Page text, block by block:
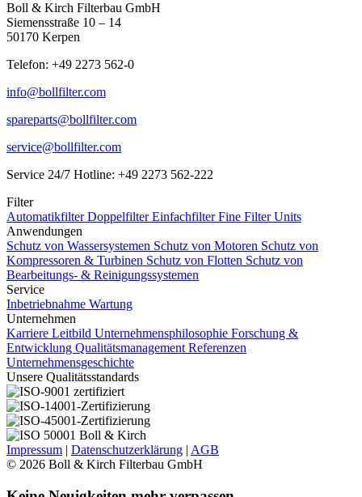
Boll & Kirch Filterbau GmbH
Siemensstraße 10 – 14
50170 Kerpen
Telefon: +49 2273 562-0
info@bollfilter.com
spareparts@bollfilter.com
service@bollfilter.com
Service 24/7 Hotline: +49 2273 562-222
Filter
AutomatikfilterDoppelfilterEinfachfilterFine Filter Units
Anwendungen
Schutz von Wassersystemen Schutz von Motoren Schutz von
Kompressoren & Turbinen Schutz von Flotten Schutz von
Bearbeitungs- & Reinigungssystemen
Service
Inbetriebnahme Wartung
Unternehmen
Karriere Leitbild Unternehmensphilosophie Forschung &
Entwicklung Qualitätsmanagement Referenzen
Unternehmensgeschichte
Unsere Qualitätsstandards
Impressum | Datenschutzerklärung | AGB
© 2026 Boll & Kirch Filterbau GmbH